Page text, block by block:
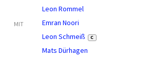
Leon Rommel
MIT
Emran Noori
Leon Schmeiß
C
Mats Dürhagen